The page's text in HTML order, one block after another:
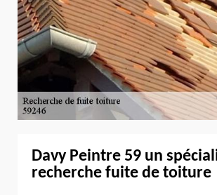
Davy Peintre 59 un
recherche fuite de toiture